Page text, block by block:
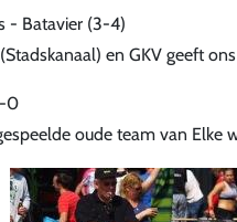
- Batavier (3-4)
en GKV geeft
0
oude team van Elke